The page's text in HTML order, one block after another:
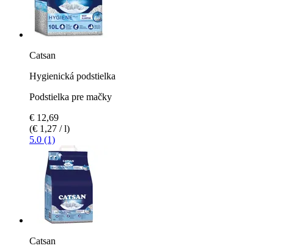
Catsan
Hygienická podstielka
Podstielka pre mačky
€ 12,69
(€ 1,27 / l)
5.0 (1)
Catsan